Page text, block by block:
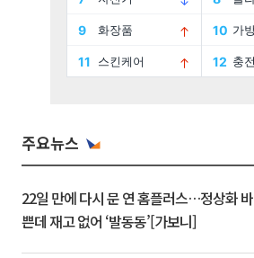
주요뉴스
22일 만에 다시 문 연 홈플러스…정상화 바
쁜데 재고 없어 ‘발동동’[가보니]